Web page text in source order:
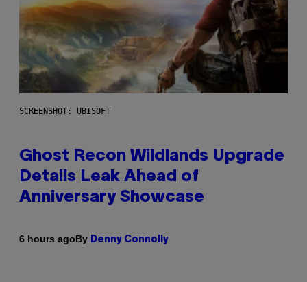
SCREENSHOT: UBISOFT
Ghost Recon Wildlands Upgrade
Details Leak Ahead of
Anniversary Showcase
6 hours agoBy Denny Connolly